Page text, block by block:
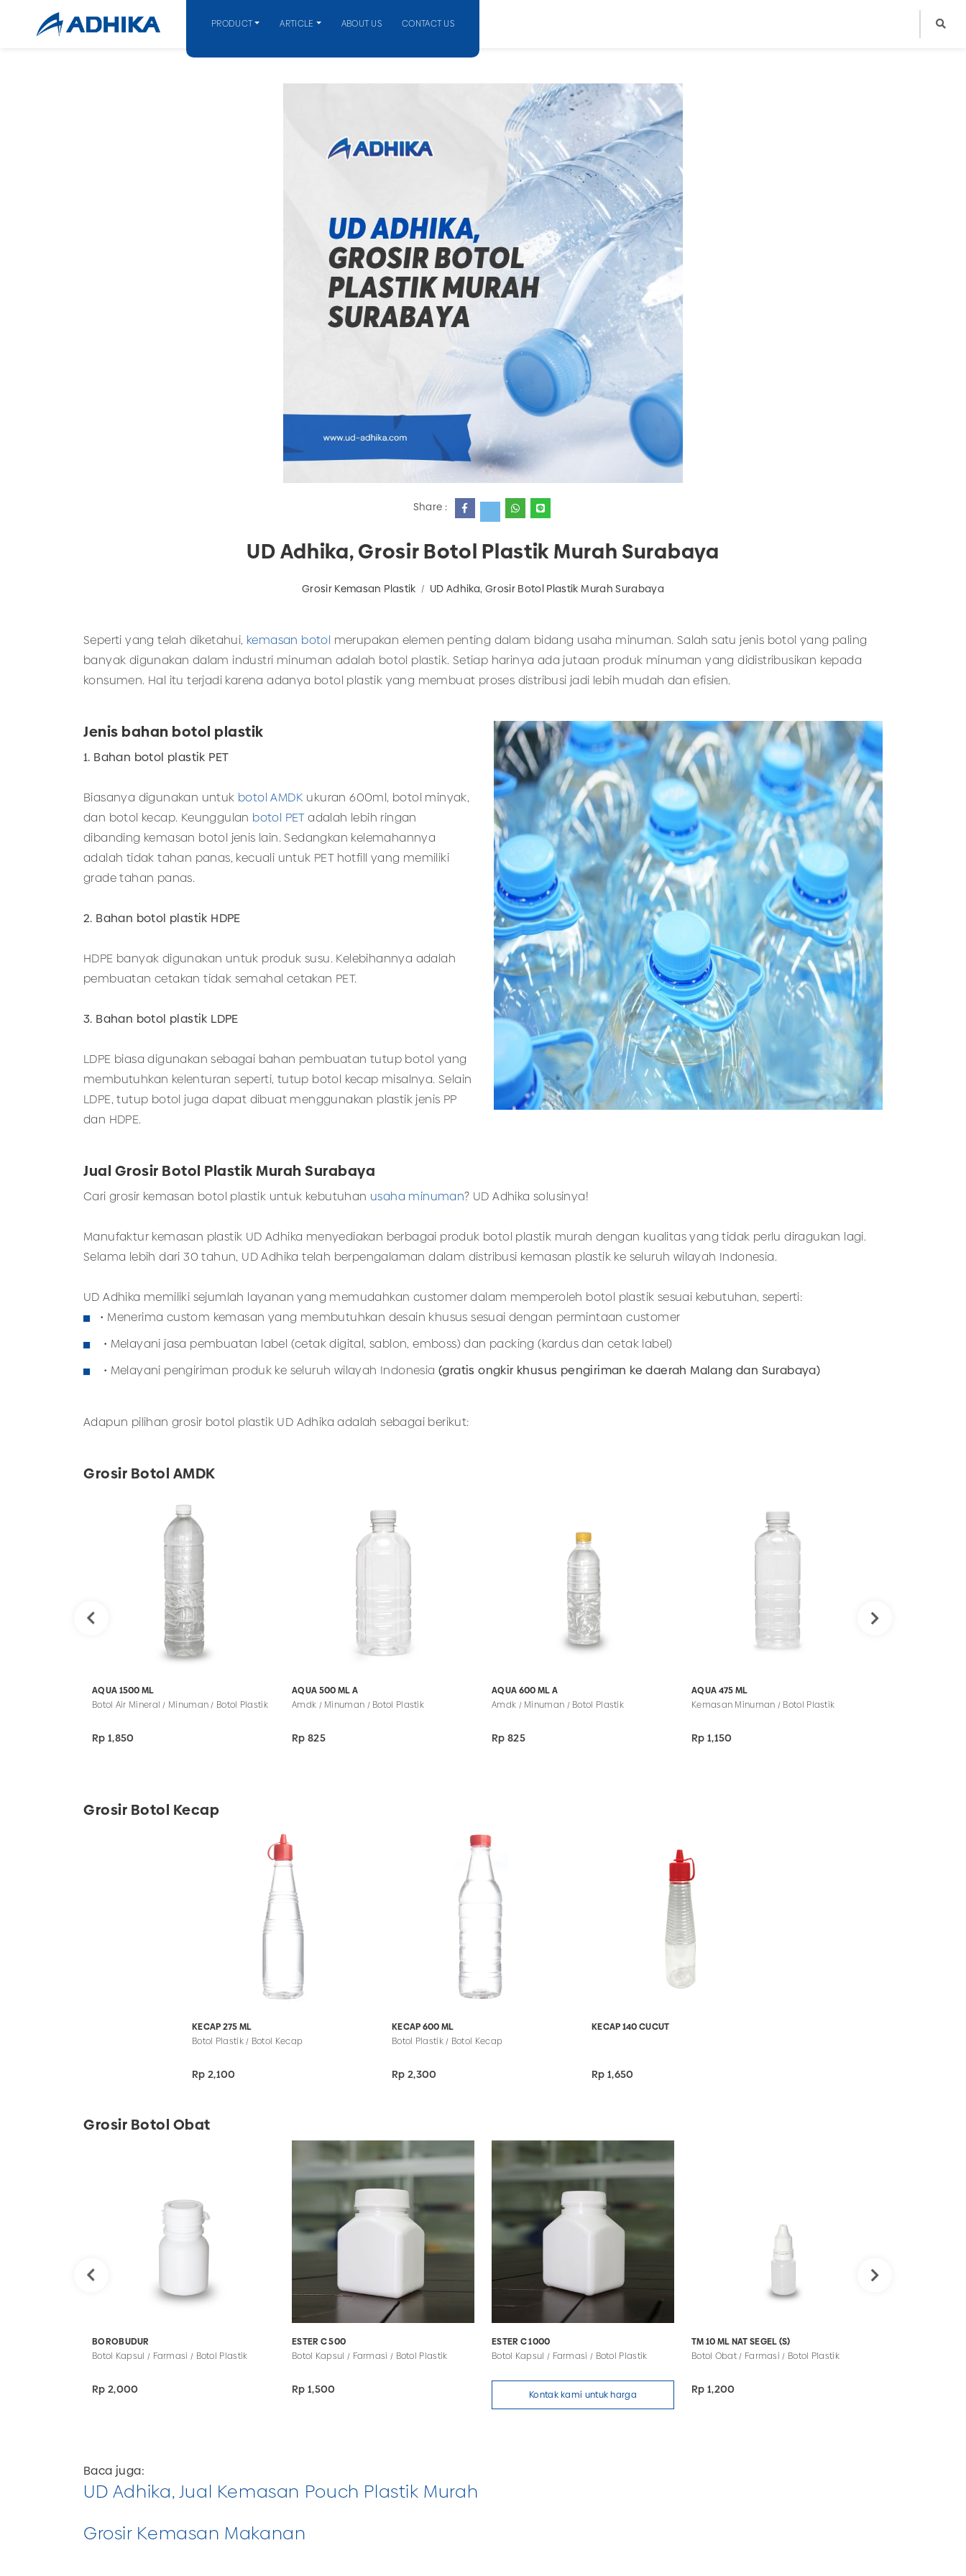
PRODUCT ARTICLE ABOUT US CONTACT US
Share :
UD Adhika, Grosir Botol Plastik Murah Surabaya
Grosir Kemasan Plastik UD Adhika, Grosir Botol Plastik Murah Surabaya
Seperti yang telah diketahui, kemasan botol merupakan elemen penting dalam bidang usaha minuman. Salah satu jenis botol yang paling
banyak digunakan dalam industri minuman adalah botol plastik. Setiap harinya ada jutaan produk minuman yang didistribusikan kepada
konsumen. Hal itu terjadi karena adanya botol plastik yang membuat proses distribusi jadi lebih mudah dan efisien.
Jenis bahan botol plastik
1. Bahan botol plastik PET
Biasanya digunakan untuk botol AMDK ukuran 600ml, botol minyak,
dan botol kecap. Keunggulan botol PETadalah lebih ringan
dibanding kemasan botol jenis lain. Sedangkan kelemahannya
adalah tidak tahan panas, kecuali untuk PET hotfill yang memiliki
grade tahan panas.
2. Bahan botol plastik HDPE
HDPE banyak digunakan untuk produk susu. Kelebihannya adalah
pembuatan cetakan tidak semahal cetakan PET.
3. Bahan botol plastik LDPE
LDPE biasa digunakan sebagai bahan pembuatan tutup botol yang
membutuhkan kelenturan seperti, tutup botol kecap misalnya. Selain
LDPE, tutup botol juga dapat dibuat menggunakan plastik jenis PP
dan HDPE.
Jual Grosir Botol Plastik Murah Surabaya
Cari grosir kemasan botol plastik untuk kebutuhan usaha minuman? UD Adhika solusinya!
Manufaktur kemasan plastik UD Adhika menyediakan berbagai produk botol plastik murah dengan kualitas yang tidak perlu diragukan lagi.
Selama lebih dari 30 tahun, UD Adhika telah berpengalaman dalam distribusi kemasan plastik ke seluruh wilayah Indonesia.
UD Adhika memiliki sejumlah layanan yang memudahkan customer dalam memperoleh botol plastik sesuai kebutuhan, seperti:
• Menerima custom kemasan yang membutuhkan desain khusus sesuai dengan permintaan customer
• Melayani jasa pembuatan label (cetak digital, sablon, emboss) dan packing (kardus dan cetak label)
• Melayani pengiriman produk ke seluruh wilayah Indonesia(gratis ongkir khusus pengiriman ke daerah Malang dan Surabaya)
Adapun pilihan grosir botol plastik UD Adhika adalah sebagai berikut:
Grosir Botol AMDK
AQUA 1500 ML
Botol Air Mineral / Minuman / Botol Plastik
Rp 1,850
AQUA 500 ML A
Amdk / Minuman / Botol Plastik
Rp 825
AQUA 600 ML A
Amdk / Minuman / Botol Plastik
Rp 825
AQUA 475 ML
Kemasan Minuman / Botol Plastik
Rp 1,150
Grosir Botol Kecap
KECAP 275 ML
Botol Plastik / Botol Kecap
Rp 2,100
KECAP 600 ML
Botol Plastik / Botol Kecap
Rp 2,300
KECAP 140 CUCUT
Rp 1,650
Grosir Botol Obat
BOROBUDUR
Botol Kapsul / Farmasi / Botol Plastik
Rp 2,000
ESTER C 500
Botol Kapsul / Farmasi / Botol Plastik
Rp 1,500
ESTER C 1000
Botol Kapsul / Farmasi / Botol Plastik
Kontak kami untuk harga
TM 10 ML NAT SEGEL (S)
Botol Obat / Farmasi / Botol Plastik
Rp 1,200
Baca juga:
UD Adhika, Jual Kemasan Pouch Plastik Murah
Grosir Kemasan Makanan